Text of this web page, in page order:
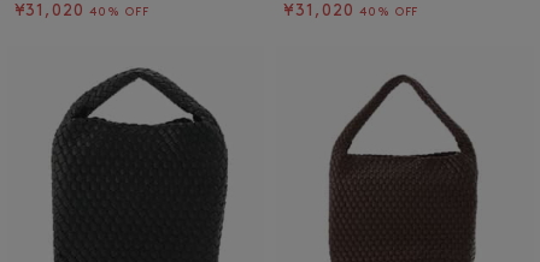
¥31,020 40% OFF
¥31,020 40% OFF